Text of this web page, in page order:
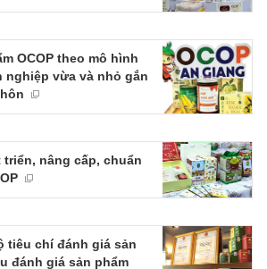
OCOP theo mô hình
nghiệp vừa và nhỏ gắn
nâng cấp, chuẩn
tiêu chí đánh giá sản
đánh giá sản phẩm